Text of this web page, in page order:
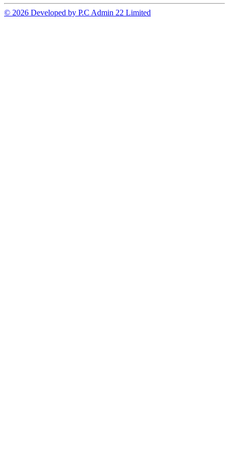
© 2026 Developed by P.C Admin 22 Limited